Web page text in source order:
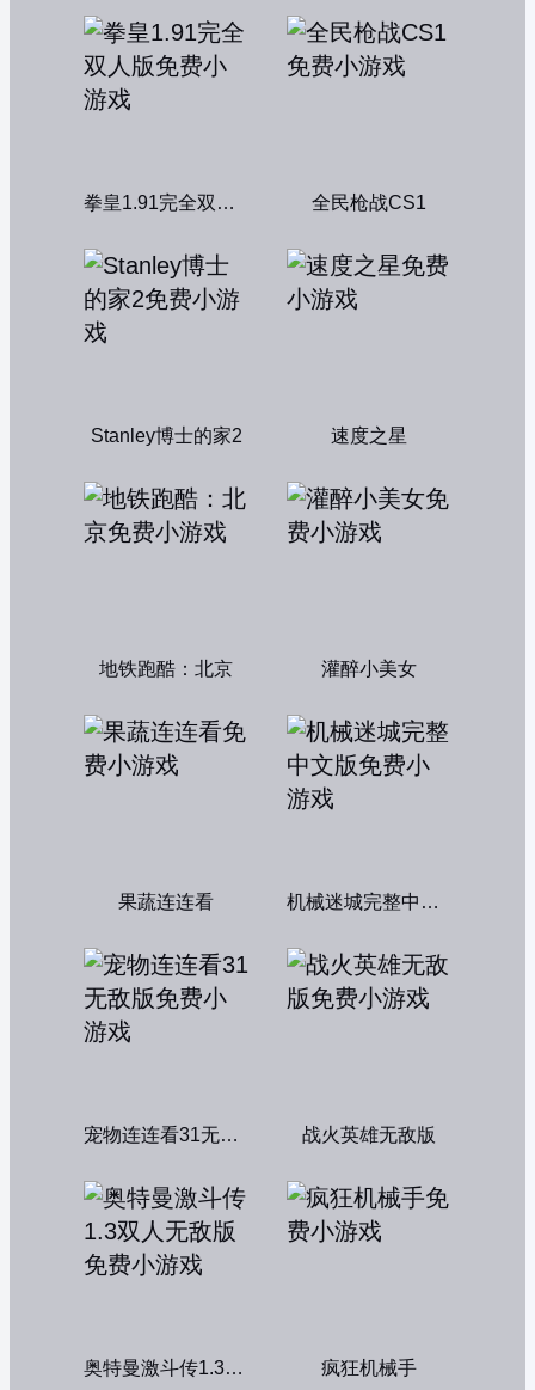
拳皇1.91完全双人版 全民枪战CS1
Stanley博士的家2 速度之星
地铁跑酷：北京 灌醉小美女
果蔬连连看 机械迷城完整中文版
宠物连连看31无敌版 战火英雄无敌版
奥特曼激斗传1.3双人无敌版 疯狂机械手